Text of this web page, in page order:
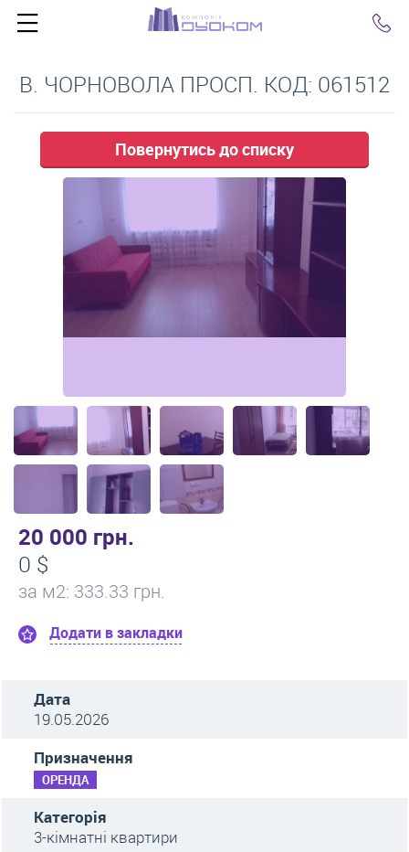
В. ЧОРНОВОЛА ПРОСП. КОД: 061512
Повернутись до списку
20 000 грн.
0 $
за м2: 333.33 грн.
Додати в закладки
Дата
19.05.2026
Призначення
ОРЕНДА
Категорія
3-кімнатні квартири